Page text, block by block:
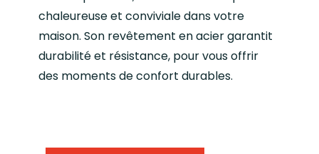
chaleureuse et conviviale dans votre
maison. Son revêtement en acier garantit
durabilité et résistance, pour vous offrir
des moments de confort durables.